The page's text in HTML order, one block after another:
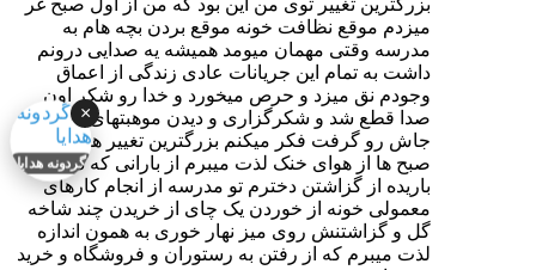
بزرگترین تغییر توی من این بود که من از اول صبح غر
میزدم موقع نظافت خونه موقع بردن بچه هام به
مدرسه وقتی مهمان میومد همیشه یه صدایی درونم
داشت به تمام این جریانات عادی زندگی از اعماق
وجودم نق میزد و حرص میخورد و خدا رو شکر اون
صدا قطع شد و شکرگزاری و دیدن موهبتهای الهی
جاش رو گرفت فکر میکنم بزرگترین تغییر همین باشه
صبح ها از هوای خنک لذت میبرم از بارانی که دیشب
باریده از گزاشتن دخترم تو مدرسه از انجام کارهای
معمولی خونه از خوردن یک چای از خریدن چند شاخه
گل و گزاشتنش روی میز نهار خوری به همون اندازه
لذت میبرم که از رفتن به رستوران و فروشگاه و خرید
×
گردونه هدایا